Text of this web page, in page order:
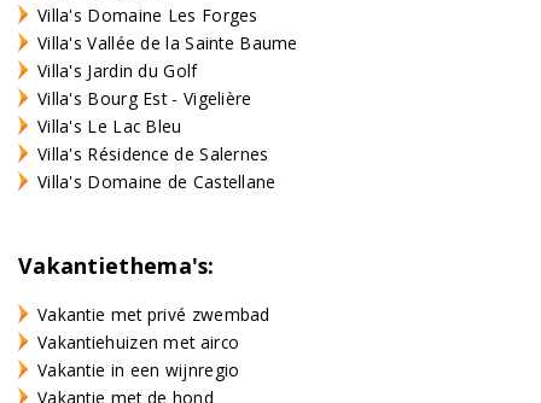
Villa's Domaine Les Forges
Villa's Vallée de la Sainte Baume
Villa's Jardin du Golf
Villa's Bourg Est - Vigelière
Villa's Le Lac Bleu
Villa's Résidence de Salernes
Villa's Domaine de Castellane
Vakantiethema's:
Vakantie met privé zwembad
Vakantiehuizen met airco
Vakantie in een wijnregio
Vakantie met de hond